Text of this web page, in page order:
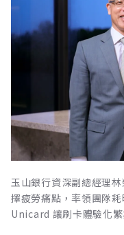
玉山銀行資深副總經理
擇疲勞痛點，率領團隊
Unicard 讓刷卡體驗化繁